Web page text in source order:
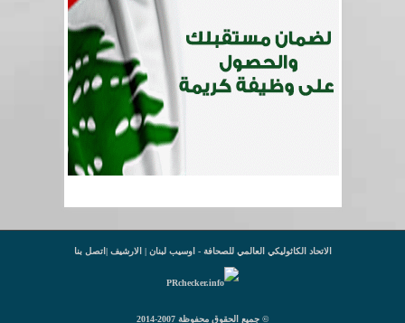
الاتحاد الكاثوليكي العالمي للصحافة - اوسيب لبنان | الارشيف | اتصل بنا
© جميع الحقوق محفوظة 2007-2014